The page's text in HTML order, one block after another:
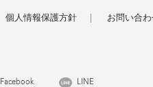
個人情報保護方針 お問い合
Facebook LINE